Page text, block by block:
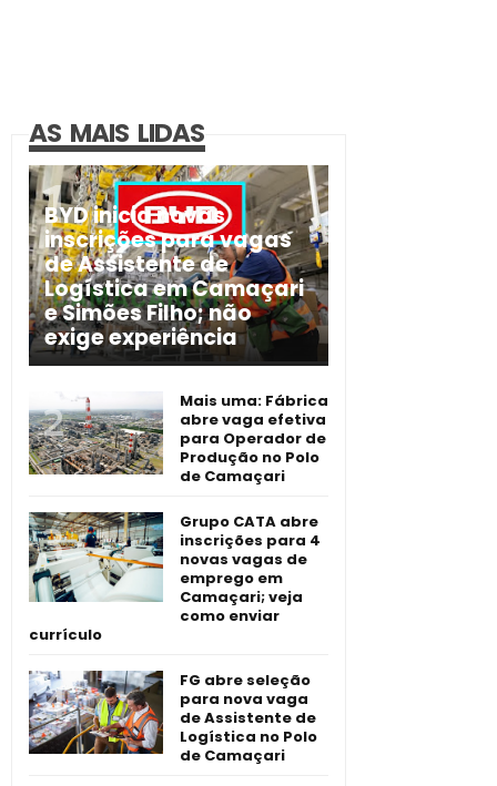
AS MAIS LIDAS
BYD inicia novas
inscrições para vagas
de Assistente de
Logística em Camaçari
e Simões Filho; não
exige experiência
Mais uma: Fábrica
abre vaga efetiva
para Operador de
Produção no Polo
de Camaçari
Grupo CATA abre
inscrições para 4
novas vagas de
emprego em
Camaçari; veja
como enviar
currículo
FG abre seleção
para nova vaga
de Assistente de
Logística no Polo
de Camaçari